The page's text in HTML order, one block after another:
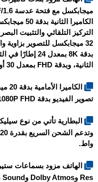
الكاميرا
التركيز التلقائي والتثبيت
32 ميجابكسل للتصوير
الثانية، وبدقة FHD بمعدل 30 أو 60 إطارًا في الثانية.
تصوير الفيديو بدقة 1080P FHD وبمعدل 30 أو 60 إطارًا في الثانية.
البطارية تأتي من نوع
واط.